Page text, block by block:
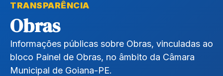
TRANSPARÊNCIA
Obras
Informações públicas sobre Obras, vinculadas ao
bloco Painel de Obras, no âmbito da Câmara
Municipal de Goiana-PE.